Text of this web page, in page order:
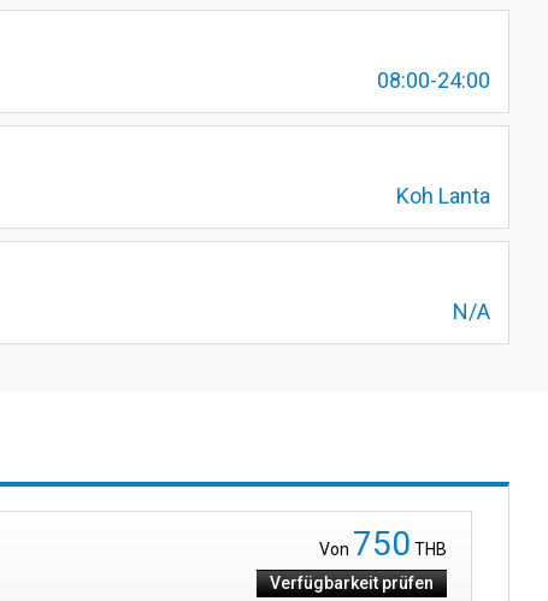
08:00-24:00
Koh Lanta
N/A
Von 750 THB
Verfügbarkeit prüfen